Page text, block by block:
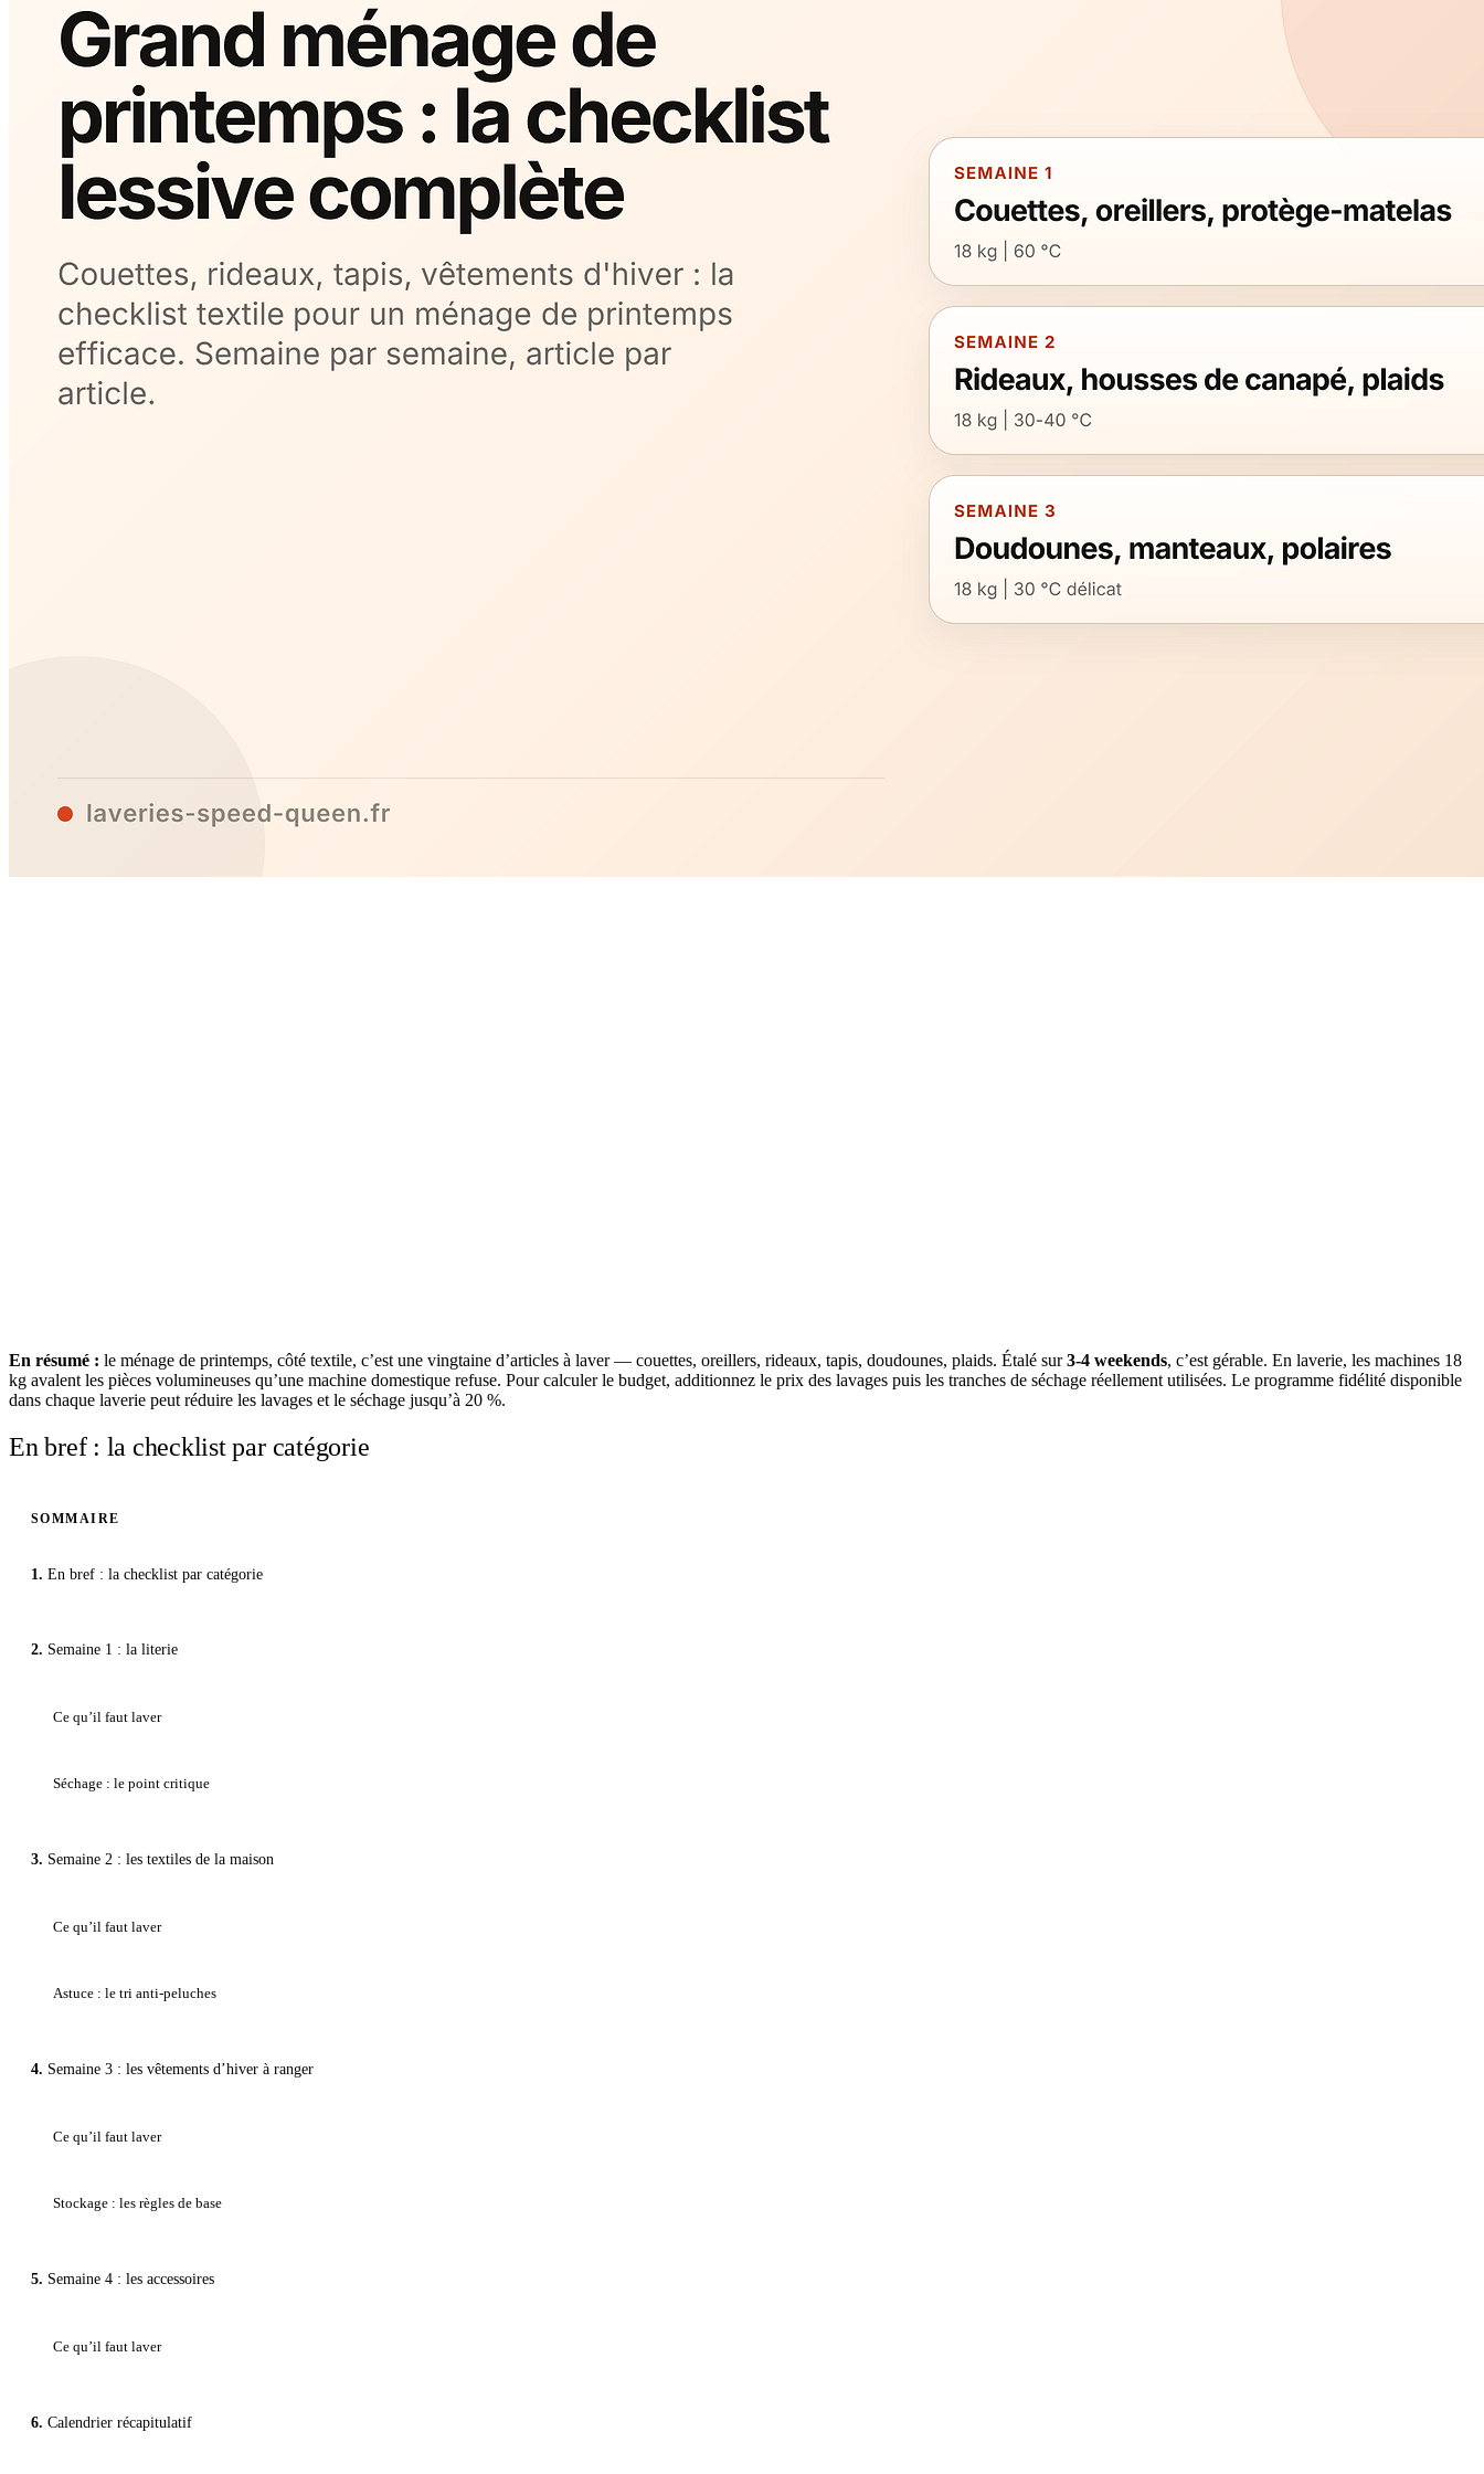
En résumé : le ménage de printemps, côté textile, c’est une vingtaine d’articles à laver — couettes, oreillers, rideaux, tapis, doudounes, plaids. Étalé sur3-4 weekends, c’est gérable. En laverie, les machines 18
kg avalent les pièces volumineuses qu’une machine domestique refuse. Pour calculer le budget, additionnez le prix des lavages puis les tranches de séchage réellement utilisées. Le programme fidélité disponible
dans chaque laverie peut réduire les lavages et le séchage jusqu’à 20 %.
En bref : la checklist par catégorie
SOMMAIRE
En bref : la checklist par catégorie
Semaine 1 : la literie
Ce qu’il faut laver
Séchage : le point critique
Semaine 2 : les textiles de la maison
Ce qu’il faut laver
Astuce : le tri anti-peluches
Semaine 3 : les vêtements d’hiver à ranger
Ce qu’il faut laver
Stockage : les règles de base
Semaine 4 : les accessoires
Ce qu’il faut laver
Calendrier récapitulatif